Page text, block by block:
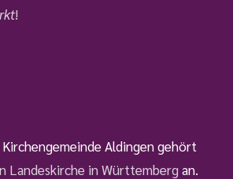
!
Kirchengemeinde Aldingen gehört
Landeskirche in Württemberg an.